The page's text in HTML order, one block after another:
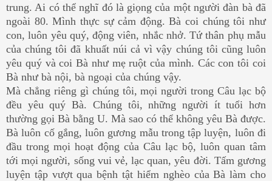
trung. Ai có thể nghĩ đó là giọng của một người đàn bà đã
ngoài 80. Mình thực sự cảm động. Bà coi chúng tôi như
con, luôn yêu quý, động viên, nhắc nhở. Tứ thân phụ mẫu
của chúng tôi đã khuất núi cả vì vậy chúng tôi cũng luôn
yêu quý và coi Bà như mẹ ruột của mình. Các con tôi coi
Bà như bà nội, bà ngoại của chúng vậy.
Mà chẳng riêng gì chúng tôi, mọi người trong Câu lạc bộ
đều yêu quý Bà. Chúng tôi, những người ít tuổi hơn
thường gọi Bà bằng U. Mà sao có thể không yêu Bà được.
Bà luôn cố gắng, luôn gương mẫu trong tập luyện, luôn đi
đầu trong mọi hoạt động của Câu lạc bộ, luôn quan tâm
tới mọi người, sống vui vẻ, lạc quan, yêu đời. Tấm gương
luyện tập vượt qua bệnh tật hiểm nghèo của Bà làm cho